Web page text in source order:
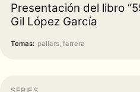
Presentación del libro
Gil López García
Temas: pallars, farrera
SERIES